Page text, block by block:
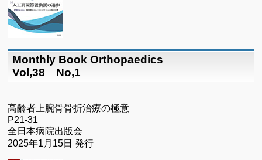
Monthly Book Orthopaedics
Vol,38 No,1
高齢者上腕骨骨折治療の極意
P21-31
全日本病院出版会
2025年1月15日 発行